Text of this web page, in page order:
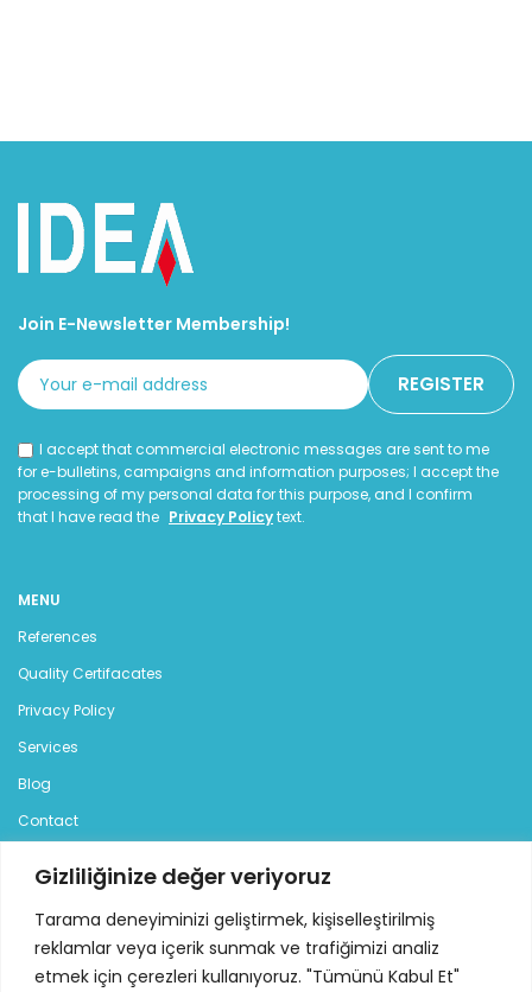
Gizliliğinize değer veriyoruz
Tarama deneyiminizi geliştirmek, kişiselleştirilmiş
reklamlar veya içerik sunmak ve trafiğimizi analiz
etmek için çerezleri kullanıyoruz. "Tümünü Kabul Et"
Join E-Newsletter Membership!
I accept that commercial electronic messages are sent to me
for e-bulletins, campaigns and information purposes; I accept the
processing of my personal data for this purpose, and I confirm
that I have read the Privacy Policytext.
MENU
References
Quality Certifacates
Privacy Policy
Services
Blog
Contact
CATEGORIES
Generator
Diesel Generator